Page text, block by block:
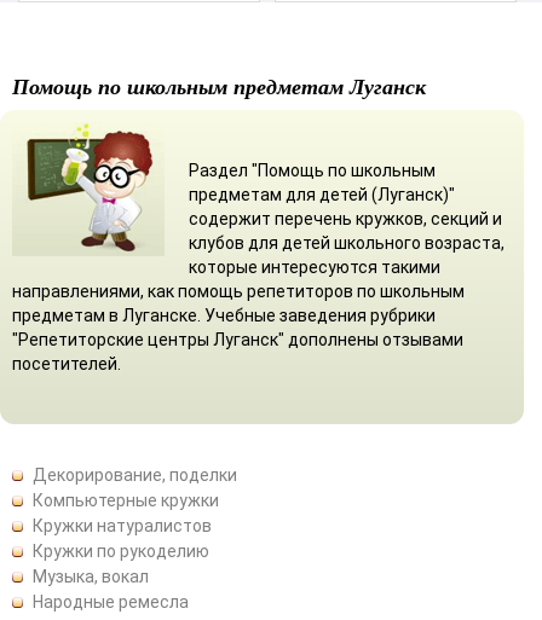
Помощь по школьным предметам Луганск
Раздел "Помощь по школьным
предметам для детей (Луганск)"
содержит перечень кружков, секций и
клубов для детей школьного возраста,
которые интересуются такими
направлениями, как помощь репетиторов по школьным
предметам в Луганске. Учебные заведения рубрики
"Репетиторские центры Луганск" дополнены отзывами
посетителей.
Декорирование, поделки
Компьютерные кружки
Кружки натуралистов
Кружки по рукоделию
Музыка, вокал
Народные ремесла